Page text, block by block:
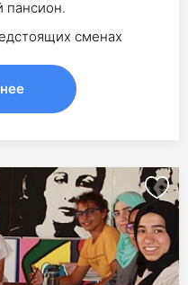
пансион.
сменах